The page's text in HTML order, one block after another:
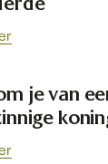
je van